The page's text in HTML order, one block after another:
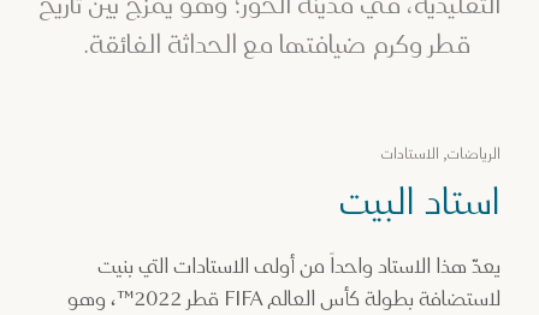
قطر وكرم ضيافتها مع الحداثة الفائقة.
الرياضات, الاستادات
استاد البيت
يعدّ هذا الاستاد واحداً من أولى الاستادات التي بنيت
لاستضافة بطولة كأس العالم FIFA قطر 2022™، وهو